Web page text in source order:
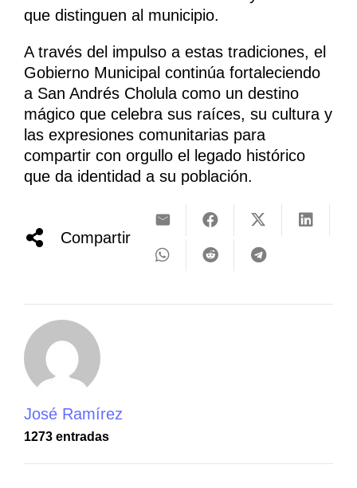
que distinguen al municipio.
A través del impulso a estas tradiciones, el
Gobierno Municipal continúa fortaleciendo
a San Andrés Cholula como un destino
mágico que celebra sus raíces, su cultura y
las expresiones comunitarias para
compartir con orgullo el legado histórico
que da identidad a su población.
Compartir
José Ramírez
1273 entradas